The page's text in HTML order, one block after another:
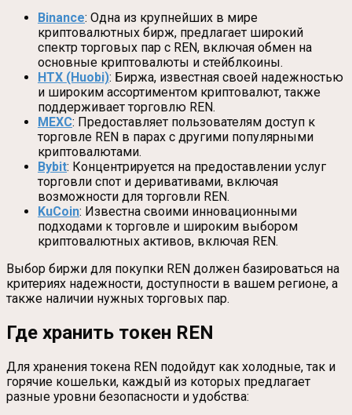
Binance: Одна из крупнейших в мире
криптовалютных бирж, предлагает широкий
спектр торговых пар с REN, включая обмен на
основные криптовалюты и стейблкоины.
HTX (Huobi): Биржа, известная своей надежностью
и широким ассортиментом криптовалют, также
поддерживает торговлю REN.
MEXC: Предоставляет пользователям доступ к
торговле REN в парах с другими популярными
криптовалютами.
Bybit: Концентрируется на предоставлении услуг
торговли спот и деривативами, включая
возможности для торговли REN.
KuCoin: Известна своими инновационными
подходами к торговле и широким выбором
криптовалютных активов, включая REN.
Выбор биржи для покупки REN должен базироваться на
критериях надежности, доступности в вашем регионе, а
также наличии нужных торговых пар.
Где хранить токен REN
Для хранения токена REN подойдут как холодные, так и
горячие кошельки, каждый из которых предлагает
разные уровни безопасности и удобства: